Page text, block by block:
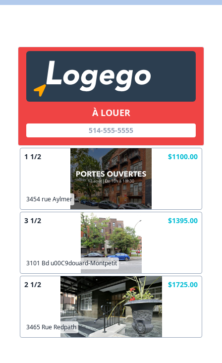
À LOUER
514-555-5555
1 1/2 $1100.00
3454 rue Aylmer
3 1/2 $1395.00
3101 Bd u00C9douard-Montpetit
2 1/2 $1725.00
3465 Rue Redpath
Copier lien
X Fermer Envoyez